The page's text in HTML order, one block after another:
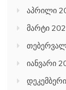
აპრილი
მარტი
იანვარი